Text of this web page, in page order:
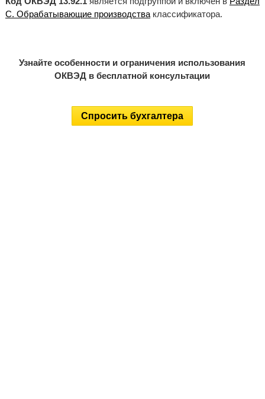
C. Обрабатывающие производстваклассификатора.
Узнайте особенности и ограничения использования
ОКВЭД в бесплатной консультации
Спросить бухгалтера